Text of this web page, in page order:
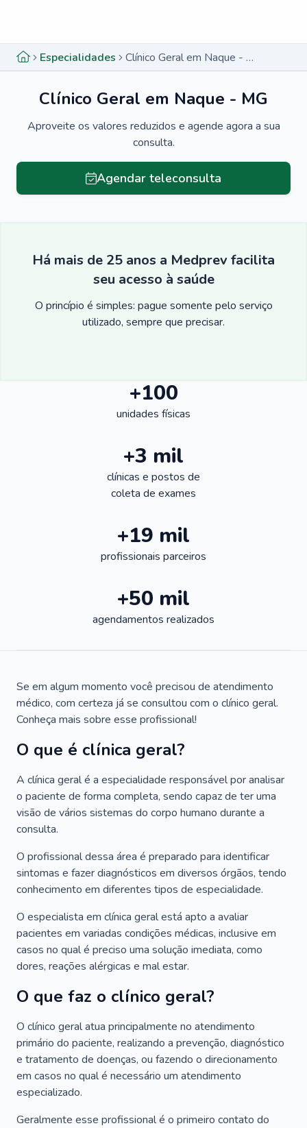
Especialidades Clínico Geral em Naque - MG
Clínico Geral em Naque - MG
Aproveite os valores reduzidos e agende agora a sua
consulta.
Agendar teleconsulta
Há mais de 25 anos a Medprev facilita
seu acesso à saúde
O princípio é simples: pague somente pelo serviço
utilizado, sempre que precisar.
+100
unidades físicas
+3 mil
clínicas e postos de
coleta de exames
+19 mil
profissionais parceiros
+50 mil
agendamentos realizados
Se em algum momento você precisou de atendimento
médico, com certeza já se consultou com o clínico geral.
Conheça mais sobre esse profissional!
O que é clínica geral?
A clínica geral é a especialidade responsável por analisar
o paciente de forma completa, sendo capaz de ter uma
visão de vários sistemas do corpo humano durante a
consulta.
O profissional dessa área é preparado para identificar
sintomas e fazer diagnósticos em diversos órgãos, tendo
conhecimento em diferentes tipos de especialidade.
O especialista em clínica geral está apto a avaliar
pacientes em variadas condições médicas, inclusive em
casos no qual é preciso uma solução imediata, como
dores, reações alérgicas e mal estar.
O que faz o clínico geral?
O clínico geral atua principalmente no atendimento
primário do paciente, realizando a prevenção, diagnóstico
e tratamento de doenças, ou fazendo o direcionamento
em casos no qual é necessário um atendimento
especializado.
Geralmente esse profissional é o primeiro contato do